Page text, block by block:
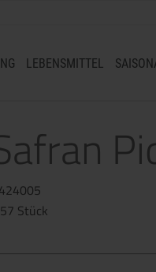
LEBENSMITTEL
Stück